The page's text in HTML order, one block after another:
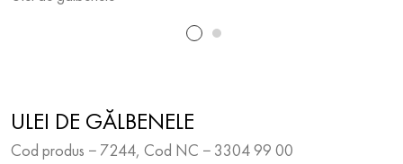
ULEI DE GĂLBENELE
Cod produs − 7244, Cod NC − 3304 99 00